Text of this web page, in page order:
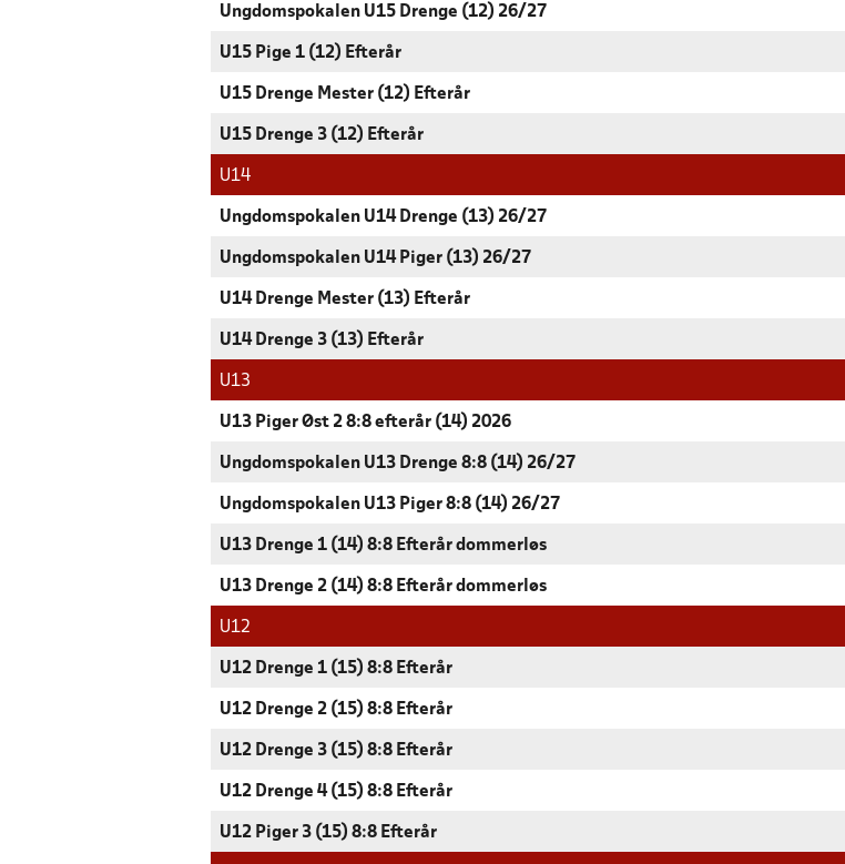
Ungdomspokalen U15 Drenge (12) 26/27
U15 Pige 1 (12) Efterår
U15 Drenge Mester (12) Efterår
U15 Drenge 3 (12) Efterår
U14
Ungdomspokalen U14 Drenge (13) 26/27
Ungdomspokalen U14 Piger (13) 26/27
U14 Drenge Mester (13) Efterår
U14 Drenge 3 (13) Efterår
U13
U13 Piger Øst 2 8:8 efterår (14) 2026
Ungdomspokalen U13 Drenge 8:8 (14) 26/27
Ungdomspokalen U13 Piger 8:8 (14) 26/27
U13 Drenge 1 (14) 8:8 Efterår dommerløs
U13 Drenge 2 (14) 8:8 Efterår dommerløs
U12
U12 Drenge 1 (15) 8:8 Efterår
U12 Drenge 2 (15) 8:8 Efterår
U12 Drenge 3 (15) 8:8 Efterår
U12 Drenge 4 (15) 8:8 Efterår
U12 Piger 3 (15) 8:8 Efterår